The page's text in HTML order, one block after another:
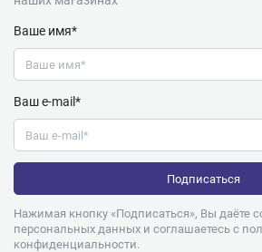
Ваше имя*
Ваш e-mail*
Нажимая кнопку «Подписаться», Вы даёте
персональных данных и соглашаетесь с
конфиденциальности.